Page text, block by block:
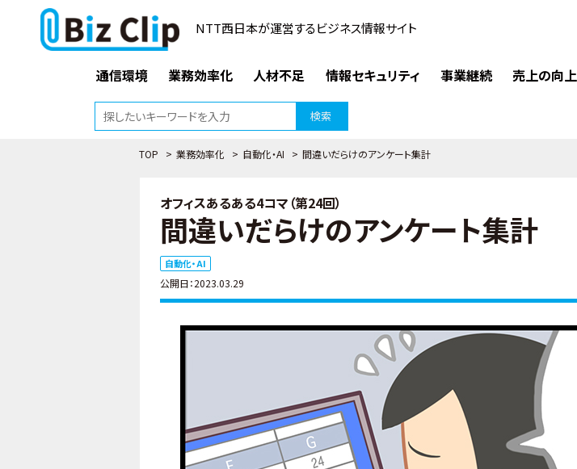
NTT西日本が運営するビジネス情報サイト
通信環境 業務効率化 人材不足 情報セキュリティ 事業継続 売上の向上
検索
TOP > 業務効率化 > 自動化・AI > 間違いだらけのアンケート集計
オフィスあるある4コマ（第24回）
間違いだらけのアンケート集計
自動化・AI
公開日：2023.03.29